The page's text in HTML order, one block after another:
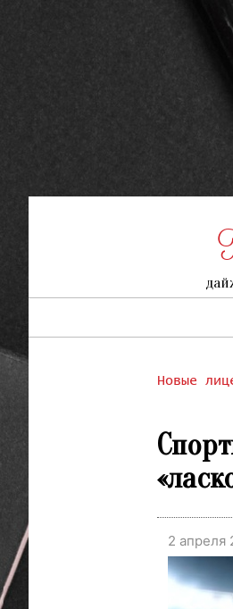
Новые
2 апреля